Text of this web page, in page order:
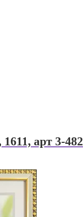
арт 3-482